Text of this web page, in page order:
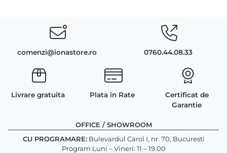
comenzi@ionastore.ro 0760.44.08.33
Livrare gratuita Plata in Rate
Certificat de
Garantie
OFFICE / SHOWROOM
CU PROGRAMARE:Bulevardul Carol I, nr. 70, Bucuresti
Program Luni – Vineri: 11 – 19.00